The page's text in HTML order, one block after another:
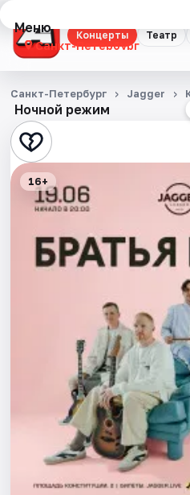
Концерты Театр
Меню
Санкт-Петербург
Концерты
Театр
Стендап
Выставки
Квесты
Экскурсии
Площадки
Ночной режим
Санкт-Петербург Jagger
16+